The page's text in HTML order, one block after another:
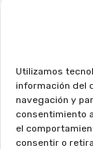
Utilizamos
información del
navegación y
consentimiento
el
consentir o
de